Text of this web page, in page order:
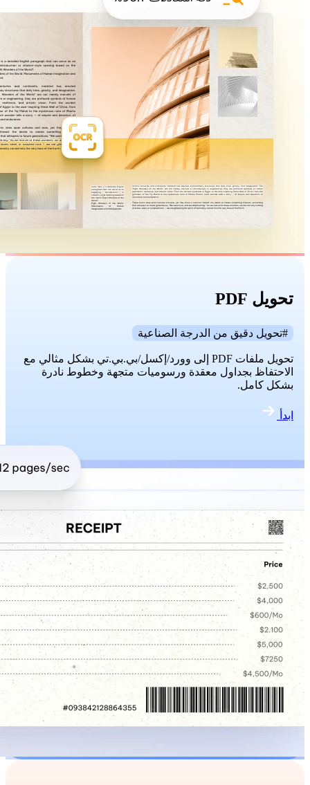
تحويل PDF
#تحويل دقيق من الدرجة الصناعية
تحويل ملفات PDF إلى وورد/إكسل/بي.بي.تي بشكل مثالي مع
الاحتفاظ بجداول معقدة ورسوميات متجهة وخطوط نادرة
بشكل كامل.
ابدأ